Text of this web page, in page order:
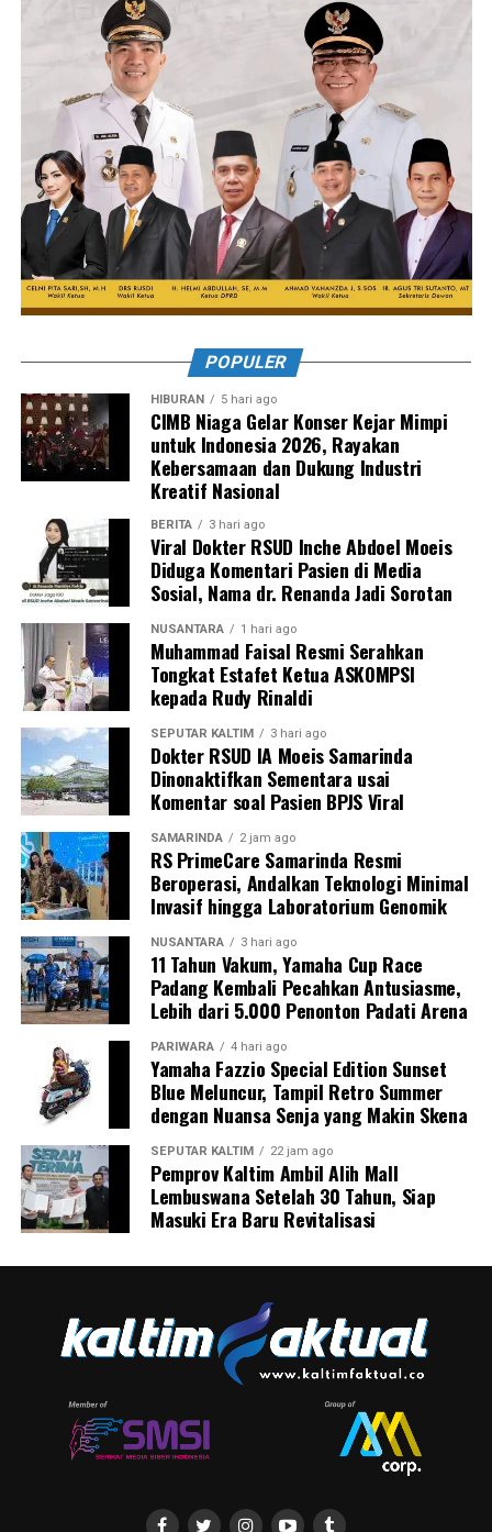
POPULER
HIBURAN 5 hari ago
CIMB Niaga Gelar Konser Kejar Mimpi
untuk Indonesia 2026, Rayakan
Kebersamaan dan Dukung Industri
Kreatif Nasional
BERITA 3 hari ago
Viral Dokter RSUD Inche Abdoel Moeis
Diduga Komentari Pasien di Media
Sosial, Nama dr. Renanda Jadi Sorotan
NUSANTARA 1 hari ago
Muhammad Faisal Resmi Serahkan
Tongkat Estafet Ketua ASKOMPSI
kepada Rudy Rinaldi
SEPUTAR KALTIM 3 hari ago
Dokter RSUD IA Moeis Samarinda
Dinonaktifkan Sementara usai
Komentar soal Pasien BPJS Viral
SAMARINDA 2 jam ago
RS PrimeCare Samarinda Resmi
Beroperasi, Andalkan Teknologi Minimal
Invasif hingga Laboratorium Genomik
NUSANTARA 3 hari ago
11 Tahun Vakum, Yamaha Cup Race
Padang Kembali Pecahkan Antusiasme,
Lebih dari 5.000 Penonton Padati Arena
PARIWARA 4 hari ago
Yamaha Fazzio Special Edition Sunset
Blue Meluncur, Tampil Retro Summer
dengan Nuansa Senja yang Makin Skena
SEPUTAR KALTIM 22 jam ago
Pemprov Kaltim Ambil Alih Mall
Lembuswana Setelah 30 Tahun, Siap
Masuki Era Baru Revitalisasi